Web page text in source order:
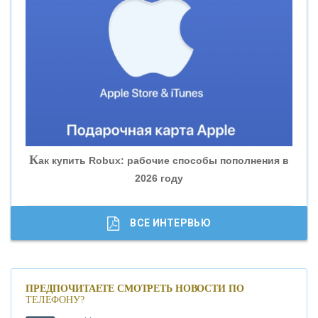
«ВНЕШПРОМБАНК»
«БАНК ГЛОБЭКС»
«СОВКОМБАНК»
«ГАЗПРОМБАНК»
«МОСКОВСКИЙ КРЕДИТНЫЙ БАНК»
Как купить Robux: рабочие способы пополнения в
2026 году
ВСЕ ИНТЕРВЬЮ
ПРЕДПОЧИТАЕТЕ СМОТРЕТЬ НОВОСТИ ПО
ТЕЛЕФОНУ?